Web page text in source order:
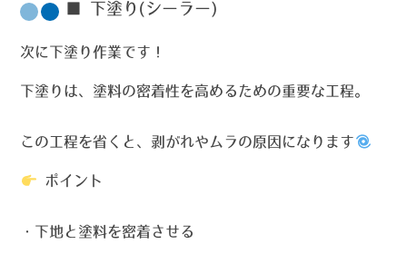
■ 下塗り(シーラー)
次に下塗り作業です！
下塗りは、塗料の密着性を高めるための重要な工程。
この工程を省くと、剥がれやムラの原因になります
ポイント
・下地と塗料を密着させる